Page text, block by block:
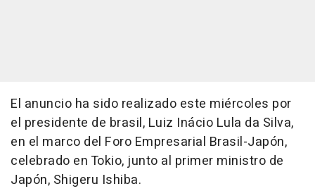
El anuncio ha sido realizado este miércoles por
el presidente de brasil, Luiz Inácio Lula da Silva,
en el marco del Foro Empresarial Brasil-Japón,
celebrado en Tokio, junto al primer ministro de
Japón, Shigeru Ishiba.